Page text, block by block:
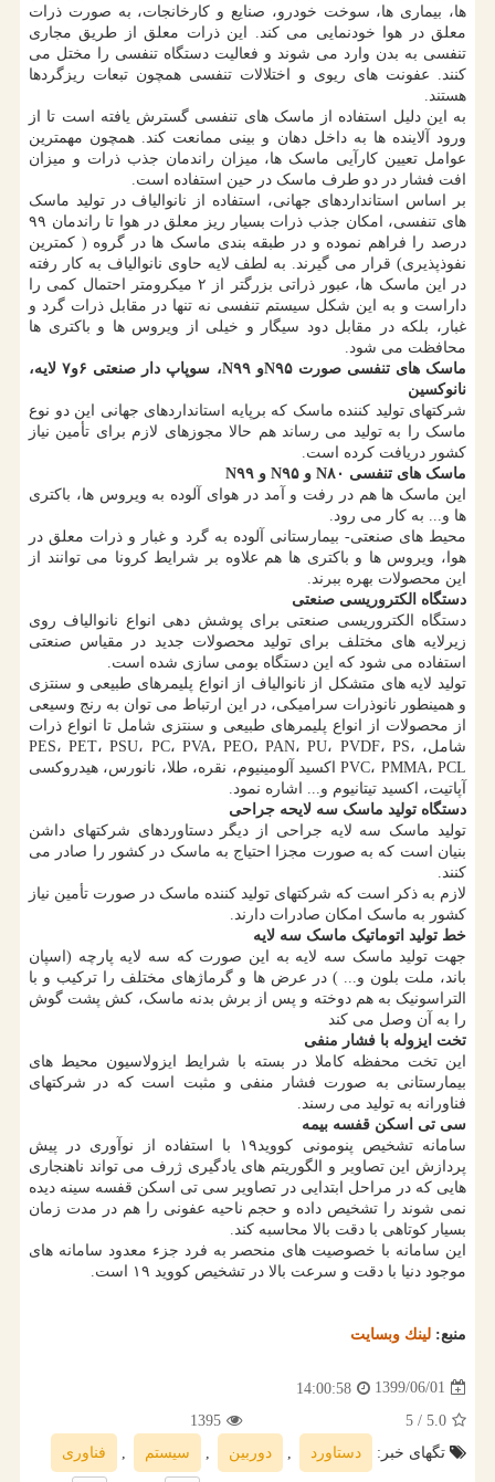
ها، بیماری ها، سوخت خودرو، صنایع و کارخانجات، به صورت ذرات
معلق در هوا خودنمایی می کند. این ذرات معلق از طریق مجاری
تنفسی به بدن وارد می شوند و فعالیت دستگاه تنفسی را مختل می
کنند. عفونت های ریوی و اختلالات تنفسی همچون تبعات ریزگردها
هستند.
به این دلیل استفاده از ماسک های تنفسی گسترش یافته است تا از
ورود آلاینده ها به داخل دهان و بینی ممانعت کند. همچون مهمترین
عوامل تعیین کارآیی ماسک ها، میزان راندمان جذب ذرات و میزان
افت فشار در دو طرف ماسک در حین استفاده است.
بر اساس استانداردهای جهانی، استفاده از نانوالیاف در تولید ماسک
های تنفسی، امکان جذب ذرات بسیار ریز معلق در هوا تا راندمان ۹۹
درصد را فراهم نموده و در طبقه بندی ماسک ها در گروه ( کمترین
نفوذپذیری) قرار می گیرند. به لطف لایه حاوی نانوالیاف به کار رفته
در این ماسک ها، عبور ذراتی بزرگتر از ۲ میکرومتر احتمال کمی را
داراست و به این شکل سیستم تنفسی نه تنها در مقابل ذرات گرد و
غبار، بلکه در مقابل دود سیگار و خیلی از ویروس ها و باکتری ها
محافظت می شود.
ماسک های تنفسی صورت N۹۵و N۹۹، سوپاپ دار صنعتی ۶و۷ لایه،
نانوکسین
شرکتهای تولید کننده ماسک که برپایه استانداردهای جهانی این دو نوع
ماسک را به تولید می رساند هم حالا مجوزهای لازم برای تأمین نیاز
کشور دریافت کرده است.
ماسک های تنفسی N۸۰ و N۹۵ و N۹۹
این ماسک ها هم در رفت و آمد در هوای آلوده به ویروس ها، باکتری
ها و... به کار می رود.
محیط های صنعتی- بیمارستانی آلوده به گرد و غبار و ذرات معلق در
هوا، ویروس ها و باکتری ها هم علاوه بر شرایط کرونا می توانند از
این محصولات بهره ببرند.
دستگاه الکتروریسی صنعتی
دستگاه الکتروریسی صنعتی برای پوشش دهی انواع نانوالیاف روی
زیرلایه های مختلف برای تولید محصولات جدید در مقیاس صنعتی
استفاده می شود که این دستگاه بومی سازی شده است.
تولید لایه های متشکل از نانوالیاف از انواع پلیمرهای طبیعی و سنتزی
و همینطور نانوذرات سرامیکی، در این ارتباط می توان به رنج وسیعی
از محصولات از انواع پلیمرهای طبیعی و سنتزی شامل تا انواع ذرات
شامل، PES، PET، PSU، PC، PVA، PEO، PAN، PU، PVDF، PS،
PVC، PMMA، PCL اکسید آلومینیوم، نقره، طلا، نانورس، هیدروکسی
آپاتیت، اکسید تیتانیوم و... اشاره نمود.
دستگاه تولید ماسک سه لایحه جراحی
تولید ماسک سه لایه جراحی از دیگر دستاوردهای شرکتهای داشن
بنیان است که به صورت مجزا احتیاج به ماسک در کشور را صادر می
کنند.
لازم به ذکر است که شرکتهای تولید کننده ماسک در صورت تأمین نیاز
کشور به ماسک امکان صادرات دارند.
خط تولید اتوماتیک ماسک سه لایه
جهت تولید ماسک سه لایه به این صورت که سه لایه پارچه (اسپان
باند، ملت بلون و... ) در عرض ها و گرماژهای مختلف را ترکیب و با
التراسونیک به هم دوخته و پس از برش بدنه ماسک، کش پشت گوش
را به آن وصل می کند
تخت ایزوله با فشار منفی
این تخت محفظه کاملا در بسته با شرایط ایزولاسیون محیط های
بیمارستانی به صورت فشار منفی و مثبت است که در شرکتهای
فناورانه به تولید می رسند.
سی تی اسکن قفسه بیمه
سامانه تشخیص پنومونی کووید۱۹ با استفاده از نوآوری در پیش
پردازش این تصاویر و الگوریتم های یادگیری ژرف می تواند ناهنجاری
هایی که در مراحل ابتدایی در تصاویر سی تی اسکن قفسه سینه دیده
نمی شوند را تشخیص داده و حجم ناحیه عفونی را هم در مدت زمان
بسیار کوتاهی با دقت بالا محاسبه کند.
این سامانه با خصوصیت های منحصر به فرد جزء معدود سامانه های
موجود دنیا با دقت و سرعت بالا در تشخیص کووید ۱۹ است.
منبع: لینك وبسایت
1399/06/01
14:00:58
5.0
/ 5
1395
تگهای خبر:
دستاورد , دوربین , سیستم , فناوری